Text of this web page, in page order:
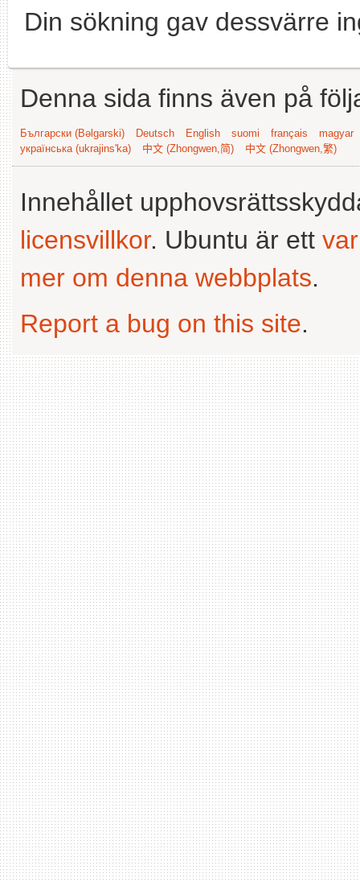
Din sökning gav dessvärre
Denna sida finns även på
Български (Bəlgarski) Deutsch English suomi français
magyar
українська (ukrajins'ka)
中文 (Zhongwen,简) 中文 (Zhongwen,繁)
Innehållet
licensvillkor. Ubuntu är ett
mer om denna webbplats.
Report a bug on this site.